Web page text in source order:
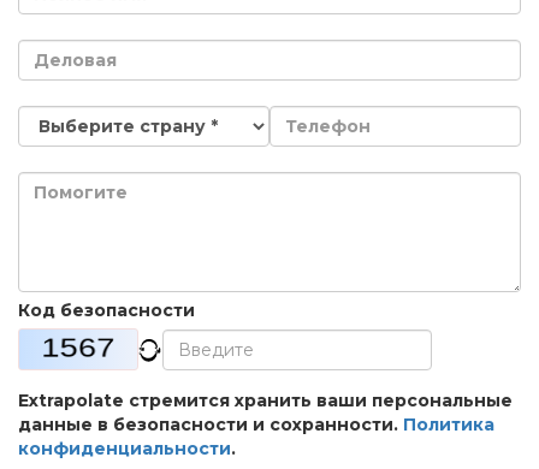
Код безопасности
Extrapolate стремится хранить ваши персональные
данные в безопасности и сохранности. Политика
конфиденциальности.